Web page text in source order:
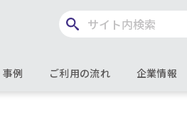
例 ご利用の流れ 企業情報